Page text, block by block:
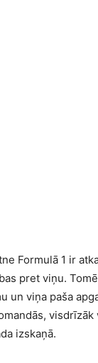
Formulā 1 ir
pret viņu.
un viņa paša
izskaņā.